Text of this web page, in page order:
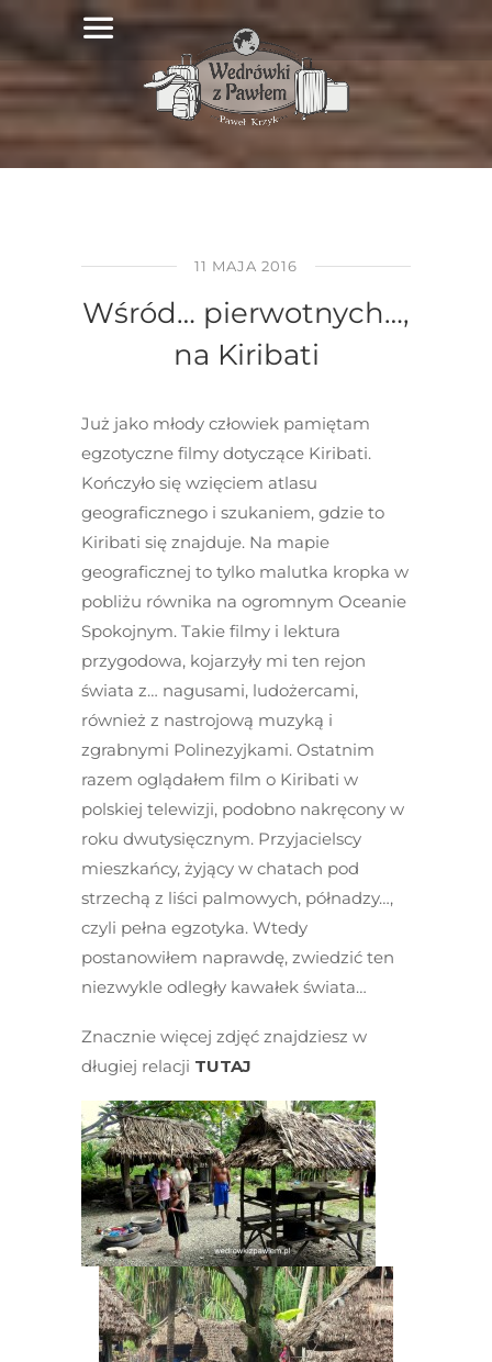
11 MAJA 2016
Wśród… pierwotnych…,
na Kiribati
Już jako młody człowiek pamiętam
egzotyczne filmy dotyczące Kiribati.
Kończyło się wzięciem atlasu
geograficznego i szukaniem, gdzie to
Kiribati się znajduje. Na mapie
geograficznej to tylko malutka kropka w
pobliżu równika na ogromnym Oceanie
Spokojnym. Takie filmy i lektura
przygodowa, kojarzyły mi ten rejon
świata z… nagusami, ludożercami,
również z nastrojową muzyką i
zgrabnymi Polinezyjkami. Ostatnim
razem oglądałem film o Kiribati w
polskiej telewizji, podobno nakręcony w
roku dwutysięcznym. Przyjacielscy
mieszkańcy, żyjący w chatach pod
strzechą z liści palmowych, półnadzy…,
czyli pełna egzotyka. Wtedy
postanowiłem naprawdę, zwiedzić ten
niezwykle odległy kawałek świata…
Znacznie więcej zdjęć znajdziesz w
długiej relacji TUTAJ